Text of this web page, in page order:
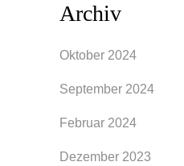
Archiv
Oktober 2024
September 2024
Februar 2024
Dezember 2023